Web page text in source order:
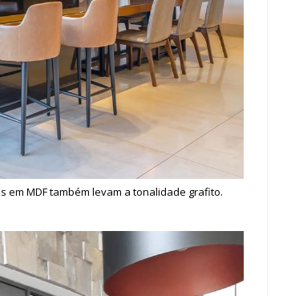
MDF também levam a tonalidade grafito.